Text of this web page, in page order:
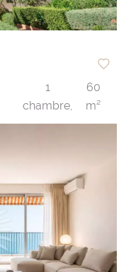
1
chambre,
60
m²